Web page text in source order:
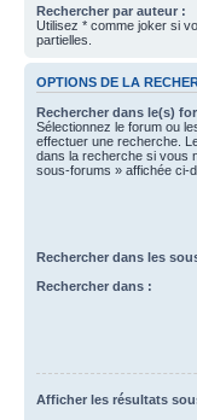
Rechercher par auteur :
Utilisez * comme joker si
partielles.
OPTIONS DE LA
Rechercher dans le(s)
Sélectionnez le forum ou
effectuer une recherche.
dans la recherche si vous
sous-forums » affichée ci-
Rechercher dans les
Rechercher dans :
Afficher les résultats